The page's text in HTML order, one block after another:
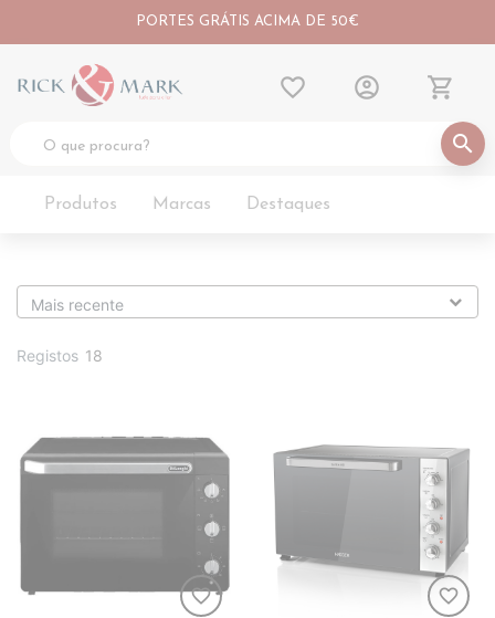
PORTES GRÁTIS ACIMA DE 50€
search
favorite_border account_circle shopping_cart
Produtos Marcas Destaques
Registos 18
favorite_border favorite_border